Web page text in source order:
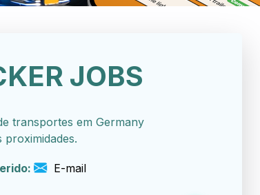
JOBS
transportes em Germany
proximidades.
E-mail